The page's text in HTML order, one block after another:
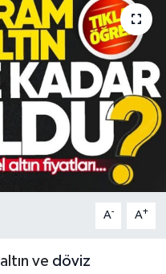
A- A+
ve döviz